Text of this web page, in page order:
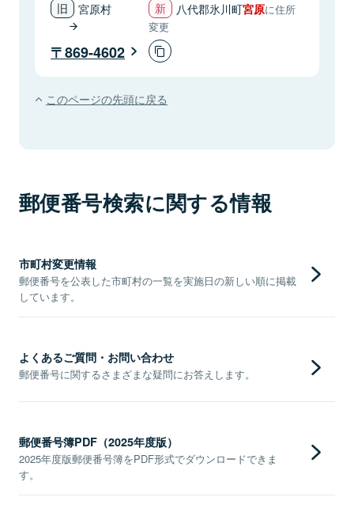
宮原村 八代郡氷川町宮原に住所
変更
869-4602
このページの先頭に戻る
郵便番号検索に関する情報
市町村変更情報
郵便番号を公表した市町村の一覧を実施日の新しい順に掲載
しています。
よくあるご質問・お問い合わせ
郵便番号に関するさまざまな疑問にお答えします。
郵便番号簿PDF（2025年度版）
2025年度版郵便番号簿をPDF形式でダウンロードできま
す。